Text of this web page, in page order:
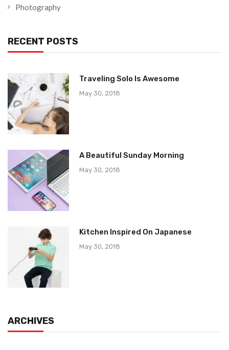
Photography
RECENT POSTS
Traveling Solo Is Awesome
May 30, 2018
A Beautiful Sunday Morning
May 30, 2018
Kitchen Inspired On Japanese
May 30, 2018
ARCHIVES